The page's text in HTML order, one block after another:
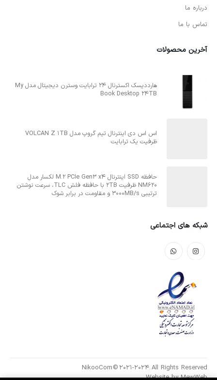
درباره ما
تماس با ما
آخرین محصولات
هارددیسک اکسترنال 24 ترابایت وسترن دیجیتال مدل My
Book Desktop 24TB
اس اس دی اینترنال تیم گروپ مدل VOLCAN Z 1TB
ظرفیت یک ترابایت
حافظه SSD اینترنال M.2 PCIe Gen3 x4 لکسار مدل
NM620 ظرفیت 2TB با حافظه فلش TLC، سرعت نوشتن
ترتیبی 3000MB/s و مقاومت در برابر شوک
شبکه های اجتماعی
NikooCom © 2021-2024. All Rights Reserved
Website byMewWeb